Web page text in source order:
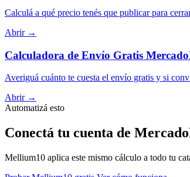
Calculá a qué precio tenés que publicar para
Abrir →
Calculadora de Envío Gratis
Averiguá cuánto te cuesta el envío gratis y si
Abrir →
Automatizá esto
Conectá tu cuenta de
Mellium10 aplica este mismo cálculo a todo tu